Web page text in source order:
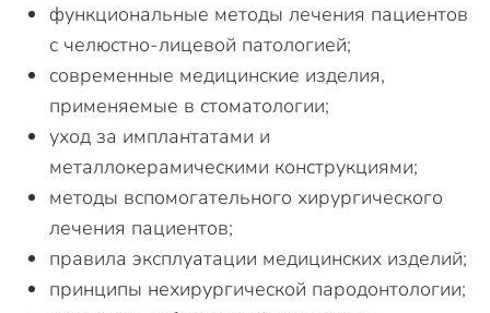
функциональные методы лечения пациентов
с челюстно-лицевой патологией;
современные медицинские изделия,
применяемые в стоматологии;
уход за имплантатами и
металлокерамическими конструкциями;
методы вспомогательного хирургического
лечения пациентов;
правила эксплуатации медицинских изделий;
принципы нехирургической пародонтологии;